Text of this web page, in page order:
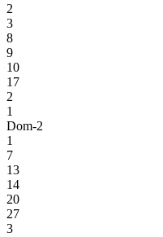
2
3
8
9
10
17
2
1
Dom-2
1
7
13
14
20
27
3